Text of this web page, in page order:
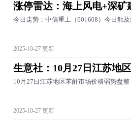
涨停雷达：海上风电+深矿
今日走势：中信重工（601608）今日触
2025-10-27 更新
生意社：10月27日江苏地
10月27日江苏地区苯酐市场价格弱势盘
2025-10-27 更新